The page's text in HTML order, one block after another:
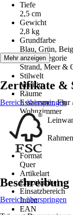
Tiefe
2,5 cm
Gewicht
2,8 kg
Grundfarbe
Blau, Grün,
Motivkategorie
Strand, Meer &
Stilwelt
Maritim
Räume
Esszimmer, Flur
Wohnzimmer
Material
MDF
Material Rahmen
-
Format
Quer
Artikelart
Einzelartikel
Einsatzbereich
Innen
EAN
Mehr anzeigen
Zertifikate &
Bereich überspringen
Beschreibung
Bereich überspringen